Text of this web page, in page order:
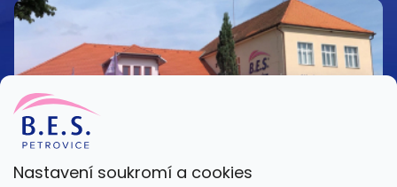
Nastavení soukromí a cookies
Kamenná prodejna